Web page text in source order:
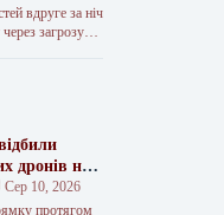
вдруге за ніч
загрозу
дронів на
у
Сер 10, 2026
протягом